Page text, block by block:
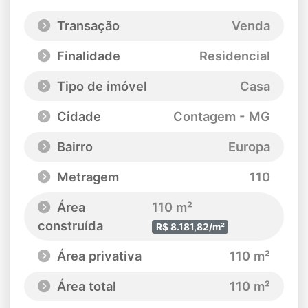
Transação
Venda
Finalidade
Residencial
Tipo de imóvel
Casa
Cidade
Contagem - MG
Bairro
Europa
Metragem
110
Área
construída
110 m²
R$ 8.181,82/m²
Área privativa
110 m²
Área total
110 m²